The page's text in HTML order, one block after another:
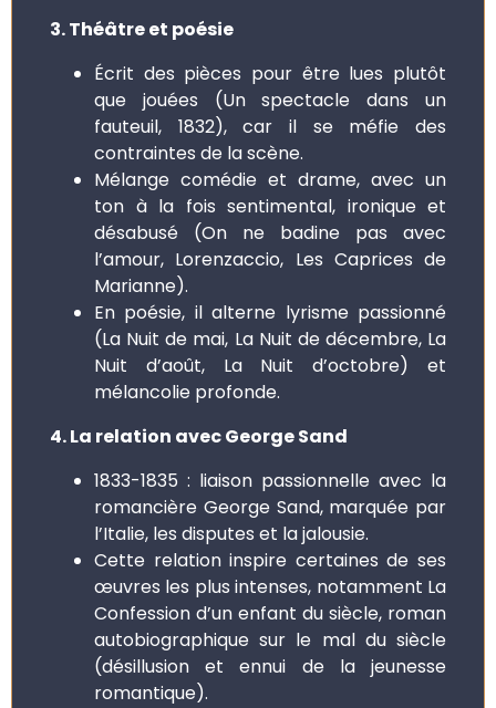
3. Théâtre et poésie
Écrit des pièces pour être lues plutôt
que jouées (Un spectacle dans un
fauteuil, 1832), car il se méfie des
contraintes de la scène.
Mélange comédie et drame, avec un
ton à la fois sentimental, ironique et
désabusé (On ne badine pas avec
l’amour, Lorenzaccio, Les Caprices de
Marianne).
En poésie, il alterne lyrisme passionné
(La Nuit de mai, La Nuit de décembre, La
Nuit d’août, La Nuit d’octobre) et
mélancolie profonde.
4. La relation avec George Sand
1833-1835 : liaison passionnelle avec la
romancière George Sand, marquée par
l’Italie, les disputes et la jalousie.
Cette relation inspire certaines de ses
œuvres les plus intenses, notamment La
Confession d’un enfant du siècle, roman
autobiographique sur le mal du siècle
(désillusion et ennui de la jeunesse
romantique).